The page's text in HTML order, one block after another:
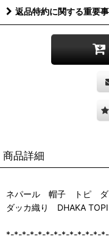
返品特約に関する重要
商品詳細
ネパール 帽子 トピ ダ
ダッカ織り DHAKA TOPI
*-*-*-*-*-*-*-*-*-*-*-*-